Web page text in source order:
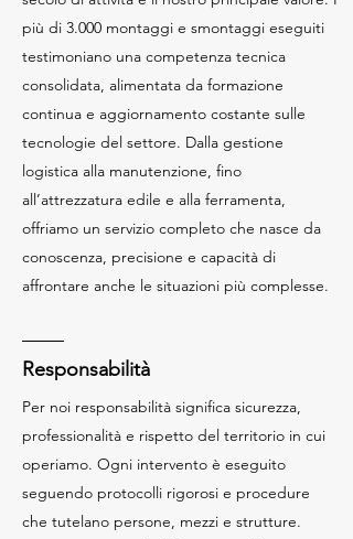
più di 3.000 montaggi e smontaggi eseguiti
testimoniano una competenza tecnica
consolidata, alimentata da formazione
continua e aggiornamento costante sulle
tecnologie del settore. Dalla gestione
logistica alla manutenzione, fino
all’attrezzatura edile e alla ferramenta,
offriamo un servizio completo che nasce da
conoscenza, precisione e capacità di
affrontare anche le situazioni più complesse.
Responsabilità
Per noi responsabilità significa sicurezza,
professionalità e rispetto del territorio in cui
operiamo. Ogni intervento è eseguito
seguendo protocolli rigorosi e procedure
che tutelano persone, mezzi e strutture.